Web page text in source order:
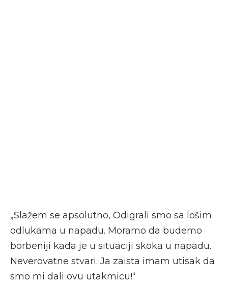
„Slažem se apsolutno, Odigrali smo sa lošim
odlukama u napadu. Moramo da budemo
borbeniji kada je u situaciji skoka u napadu.
Neverovatne stvari. Ja zaista imam utisak da
smo mi dali ovu utakmicu!“